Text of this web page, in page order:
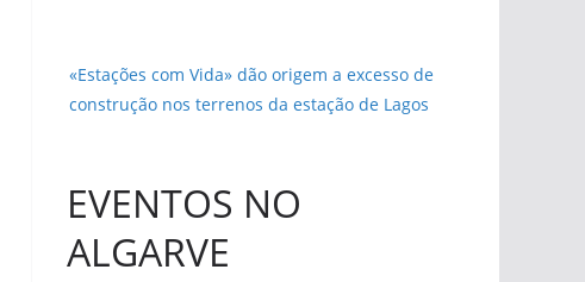
«Estações com Vida» dão origem a excesso de
construção nos terrenos da estação de Lagos
EVENTOS NO
ALGARVE